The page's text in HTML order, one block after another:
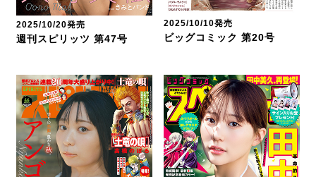
2025/10/20発売
週刊スピリッツ 第47号
2025/10/10発売
ビッグコミック 第20号